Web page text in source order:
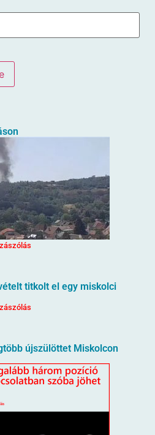
titkolt el egy miskolci
újszülöttet Miskolcon